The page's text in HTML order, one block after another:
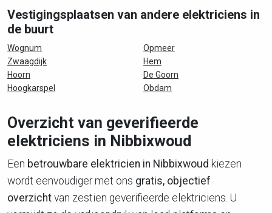
Vestigingsplaatsen van andere elektriciens in
de buurt
Wognum
Zwaagdijk
Hoorn
Hoogkarspel
Opmeer
Hem
De Goorn
Obdam
Overzicht van geverifieerde
elektriciens in Nibbixwoud
Een betrouwbare elektricien in Nibbixwoud kiezen
wordt eenvoudiger met ons gratis, objectief
overzicht van zestien geverifieerde elektriciens. U